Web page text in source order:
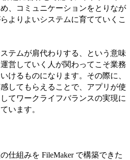
、コミュニケーションをとりなが
よりよいシステムに育てていくこ
テムが肩代わりする、という意味
営していく人が関わってこそ業務
けるものになります。その際に、
してもらえることで、アプリが使
てワークライフバランスの実現に
います。
仕組みを FileMaker で構築できた